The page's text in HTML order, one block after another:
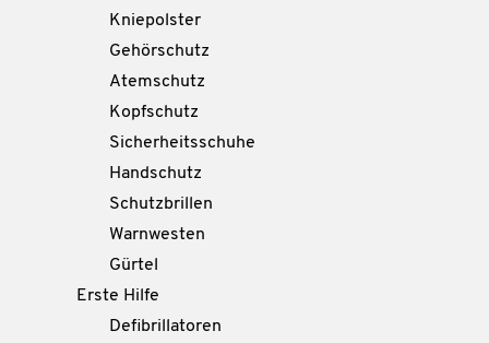
Kniepolster
Gehörschutz
Atemschutz
Kopfschutz
Sicherheitsschuhe
Handschutz
Schutzbrillen
Warnwesten
Gürtel
Erste Hilfe
Defibrillatoren